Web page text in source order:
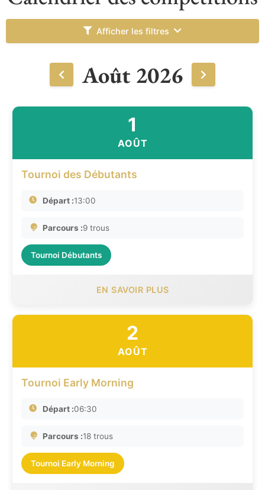
Afficher les filtres
Août 2026
1
AOÛT
Tournoi des Débutants
Départ :13:00
Parcours :9 trous
Tournoi Débutants
EN SAVOIR PLUS
2
AOÛT
Tournoi Early Morning
Départ :06:30
Parcours :18 trous
Tournoi Early Morning